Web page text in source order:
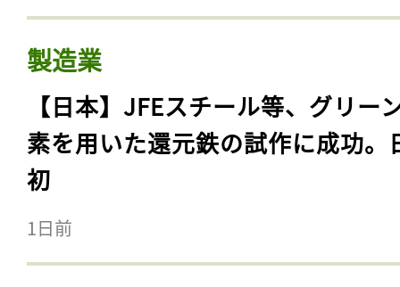
製造業
【日本】JFEスチール等、グリー
素を用いた還元鉄の試作に成功。
初
1日前